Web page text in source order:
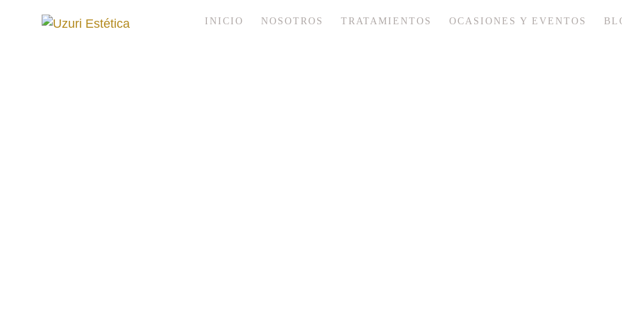
INICIO NOSOTROS TRATAMIENTOS OCASIONES Y EVENTOS